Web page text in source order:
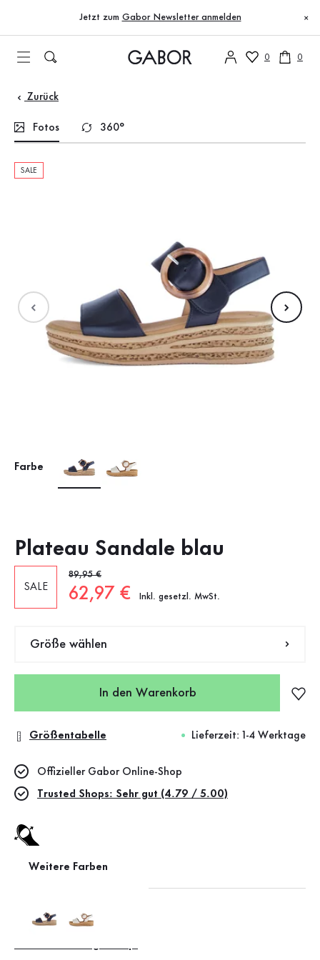
Zum Inhaltsverzeichnis
Zur Hauptnavigation
Jetzt zum Gabor Newsletter anmelden ×
0 0
Zurück
Fotos 360°
SALE
Farbe
Plateau Sandale blau
SALE
Alter Preis
89,95 €
Neuer Preis
62,97 € Inkl. gesetzl. MwSt.
Größe wählen
In den Warenkorb
Größentabelle Lieferzeit: 1-4 Werktage
Weitere Farben
Offizieller Gabor Online-Shop
Trusted Shops: Sehr gut (4.79 / 5.00)
BEST Fitting